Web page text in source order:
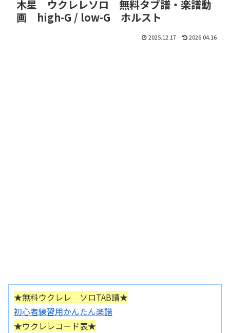
木星 ウクレレソロ 無料タブ譜・楽譜動
画 high-G / low-G ホルスト
2025.12.17 2026.04.16
★無料ウクレレ ソロTAB譜★
初心者練習用かんたん楽譜
★ウクレレコード表★